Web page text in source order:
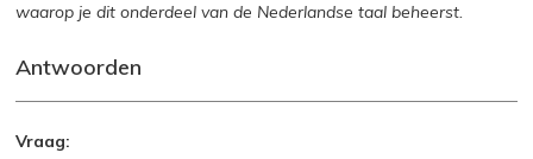
waarop je dit onderdeel van de Nederlandse taal beheerst.
Antwoorden
Vraag: